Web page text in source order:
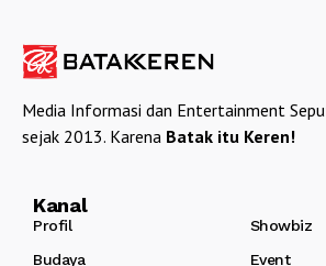
Media Informasi dan Entertainment
sejak 2013. Karena Batak itu Keren!
Kanal
Profil
Showbiz
Budaya
Event